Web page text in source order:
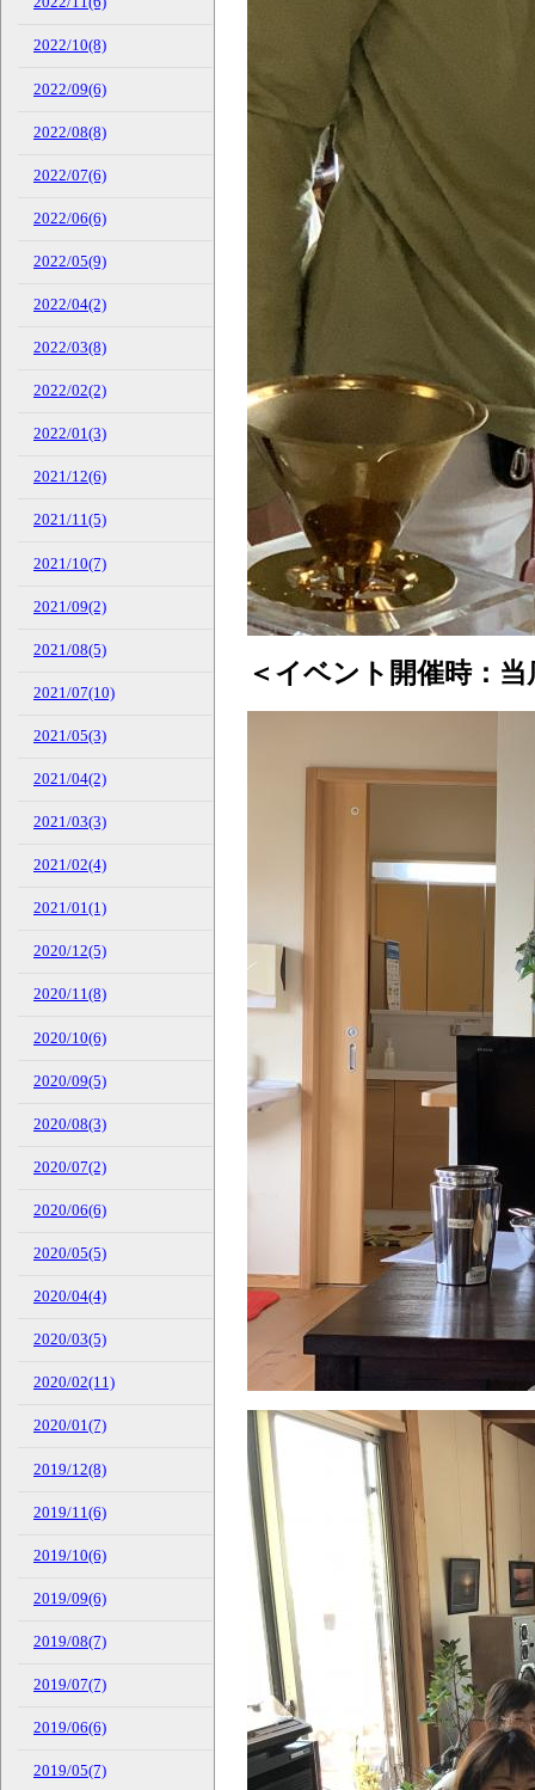
2022/10(8)
2022/09(6)
2022/08(8)
2022/07(6)
2022/06(6)
2022/05(9)
2022/04(2)
2022/03(8)
2022/02(2)
2022/01(3)
2021/12(6)
2021/11(5)
2021/10(7)
2021/09(2)
2021/08(5)
2021/07(10)
2021/05(3)
2021/04(2)
2021/03(3)
2021/02(4)
2021/01(1)
2020/12(5)
2020/11(8)
2020/10(6)
2020/09(5)
2020/08(3)
2020/07(2)
2020/06(6)
2020/05(5)
2020/04(4)
2020/03(5)
2020/02(11)
2020/01(7)
2019/12(8)
2019/11(6)
2019/10(6)
2019/09(6)
2019/08(7)
2019/07(7)
2019/06(6)
2019/05(7)
＜イベント開催時：